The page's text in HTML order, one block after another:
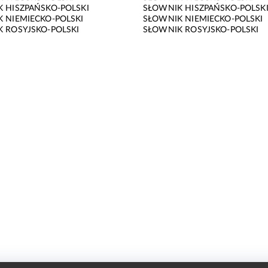
HISZPAŃSKO-POLSKI
NIEMIECKO-POLSKI
ROSYJSKO-POLSKI
SŁOWNIK HISZPAŃSKO-POLSKI
SŁOWNIK NIEMIECKO-POLSKI
SŁOWNIK ROSYJSKO-POLSKI